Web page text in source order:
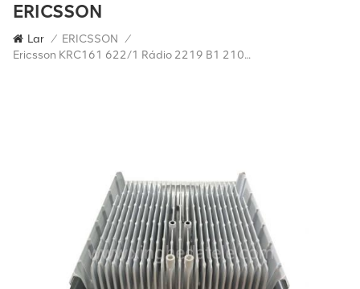
ERICSSON
Lar / ERICSSON /
Ericsson KRC161 622/1 Rádio 2219 B1 2100MHZ 2T2R 60W